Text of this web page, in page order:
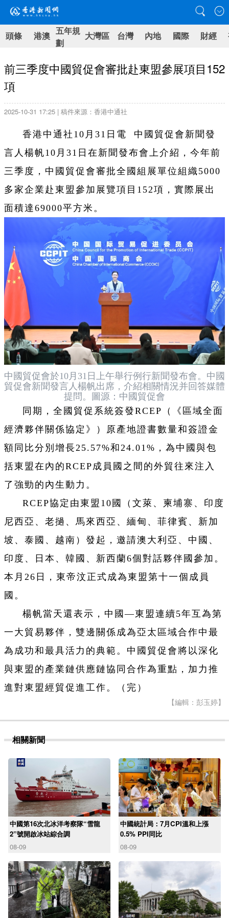
頭條 港澳 五年規
劃
大灣區 台灣 內地 國際 財經
前三季度中國貿促會審批赴東盟參展項目152
項
2025-10-31 17:25 | 稿件來源：香港中通社
香港中通社10月31日電 中國貿促會新聞發
言人楊帆10月31日在新聞發布會上介紹，今年前
三季度，中國貿促會審批全國組展單位組織5000
多家企業赴東盟參加展覽項目152項，實際展出
面積達69000平方米。
中國貿促會於10月31日上午舉行例行新聞發布會。中國
貿促會新聞發言人楊帆出席，介紹相關情況并回答媒體
提問。圖源：中國貿促會
同期，全國貿促系統簽發RCEP（《區域全面
經濟夥伴關係協定》）原產地證書數量和簽證金
額同比分別增長25.57%和24.01%，為中國與包
括東盟在內的RCEP成員國之間的外貿往來注入
了強勁的內生動力。
RCEP協定由東盟10國（文萊、柬埔寨、印度
尼西亞、老撾、馬來西亞、緬甸、菲律賓、新加
坡、泰國、越南）發起，邀請澳大利亞、中國、
印度、日本、韓國、新西蘭6個對話夥伴國參加。
本月26日，東帝汶正式成為東盟第十一個成員
國。
楊帆當天還表示，中國—東盟連續5年互為第
一大貿易夥伴，雙邊關係成為亞太區域合作中最
為成功和最具活力的典範。中國貿促會將以深化
與東盟的產業鏈供應鏈協同合作為重點，加力推
進對東盟經貿促進工作。（完）
【編輯：彭玉婷】
相關新聞
中國第16次北冰洋考察隊“雪龍
2”號開啟冰站綜合調
08-09
中國統計局：7月CPI溫和上漲
0.5% PPI同比
08-09